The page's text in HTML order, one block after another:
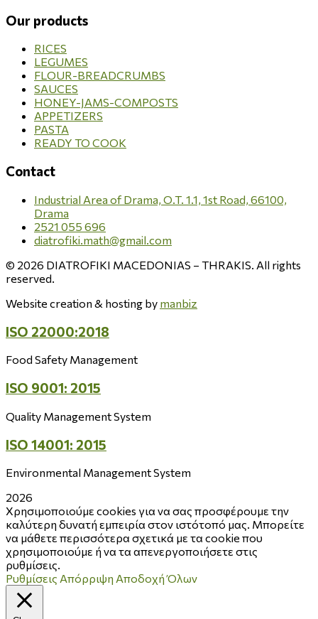
Our products
RICES
LEGUMES
FLOUR-BREADCRUMBS
SAUCES
HONEY-JAMS-COMPOSTS
APPETIZERS
PASTA
READY TO COOK
Contact
Industrial Area of Drama, O.T. 1.1, 1st Road, 66100,
Drama
2521 055 696
diatrofiki.math@gmail.com
© 2026 DIATROFIKI MACEDONIAS – THRAKIS. All rights
reserved.
Website creation & hosting by manbiz
ISO 22000:2018
Food Safety Management
ISO 9001: 2015
Quality Management System
ISO 14001: 2015
Environmental Management System
2026
Χρησιμοποιούμε cookies για να σας προσφέρουμε την
καλύτερη δυνατή εμπειρία στον ιστότοπό μας. Μπορείτε
να μάθετε περισσότερα σχετικά με τα cookie που
χρησιμοποιούμε ή να τα απενεργοποιήσετε στις
ρυθμίσεις.
Ρυθμίσεις Απόρριψη Αποδοχή Όλων